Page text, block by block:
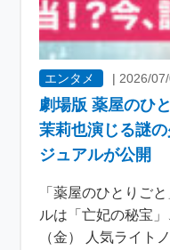
エンタメ | 2026/
劇場版 薬屋のひ
茉莉也演じる謎
ジュアルが公開
「薬屋のひとりご
ルは「亡妃の秘宝
（金） 人気ライト